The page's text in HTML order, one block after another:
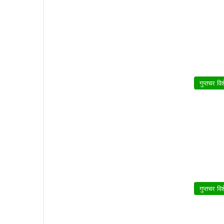
गुप्तचर
गुप्तचर